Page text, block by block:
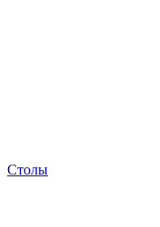
Столы